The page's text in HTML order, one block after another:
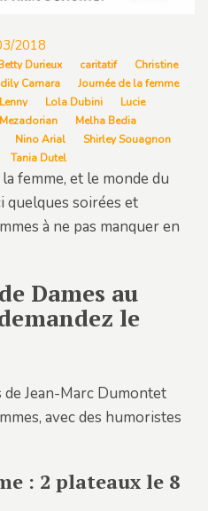
2018
Durieux caritatif
Christine
Camara
Journée de la femme
Lenny Lola Dubini
Lucie
Melha Bedia
Nino Arial
Shirley Souagnon
Tania Dutel
femme, et le monde du
quelques soirées et
à ne pas manquer en
Dames au
le
de Jean-Marc Dumontet
avec des humoristes
: 2 plateaux le 8